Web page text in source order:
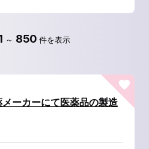
～ 850 件を表示
ーカーにて医薬品の製造